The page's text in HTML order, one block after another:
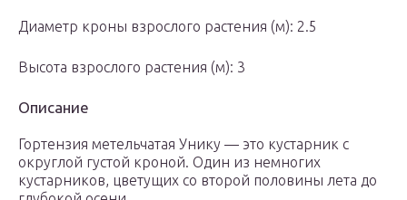
Диаметр кроны взрослого растения (м): 2.5
Высота взрослого растения (м): 3
Описание
Гортензия метельчатая Унику — это кустарник с
округлой густой кроной. Один из немногих
кустарников, цветущих со второй половины лета до